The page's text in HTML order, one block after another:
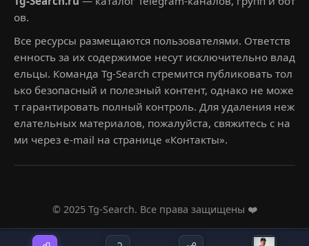
ов.
Все ресурсы размещаются пользователями. Ответств
енность за их содержимое несут исключительно влад
ельцы. Команда Tg-Search стремится публиковать тол
ько безопасный и полезный контент, однако не може
т гарантировать полный контроль. Для удаления неж
елательных материалов, пожалуйста, свяжитесь с на
ми через e-mail на странице «Контакты».
© 2025 Tg-Search. Все права защищены ❤️